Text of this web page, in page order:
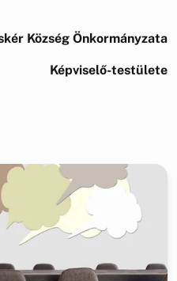
Község Önkormányzata
Képviselő-testülete